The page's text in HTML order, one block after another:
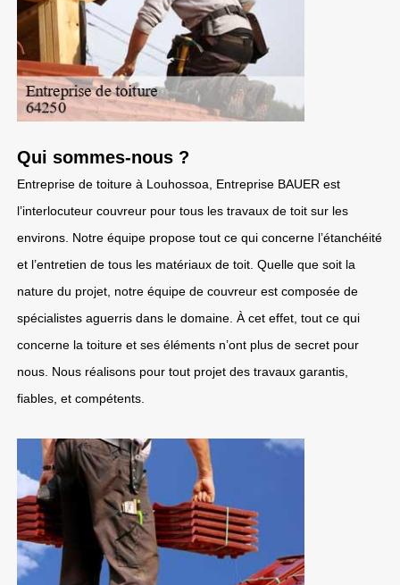
Qui sommes-nous ?
Entreprise de toiture à Louhossoa, Entreprise BAUER est
l’interlocuteur couvreur pour tous les travaux de toit sur les
environs. Notre équipe propose tout ce qui concerne l’étanchéité
et l’entretien de tous les matériaux de toit. Quelle que soit la
nature du projet, notre équipe de couvreur est composée de
spécialistes aguerris dans le domaine. À cet effet, tout ce qui
concerne la toiture et ses éléments n’ont plus de secret pour
nous. Nous réalisons pour tout projet des travaux garantis,
fiables, et compétents.